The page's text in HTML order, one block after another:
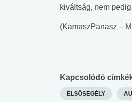
kiváltság, nem
(KamaszPanasz –
Kapcsolódó
ELSŐSEGÉLY